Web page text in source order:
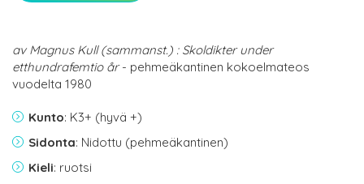
av Magnus Kull (sammanst.) : Skoldikter under
etthundrafemtio år- pehmeäkantinen kokoelmateos
vuodelta 1980
Kunto: K3+ (hyvä +)
Sidonta: Nidottu (pehmeäkantinen)
Kieli: ruotsi